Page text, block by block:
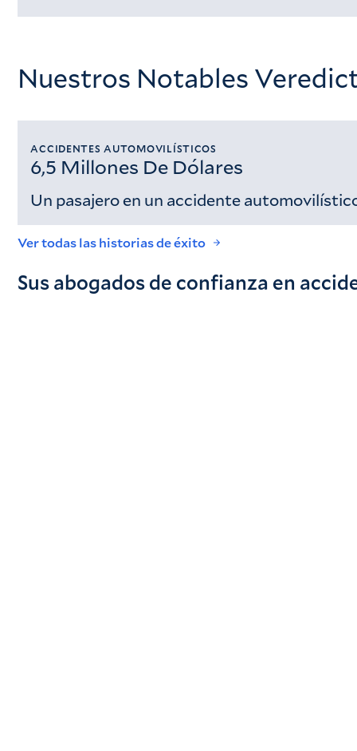
Nuestros Notables
ACCIDENTES AUTOMOVILÍSTICOS
6,5 Millones De Dólares
Un pasajero en un accidente
Ver todas las historias de éxito
Sus abogados de confianza en